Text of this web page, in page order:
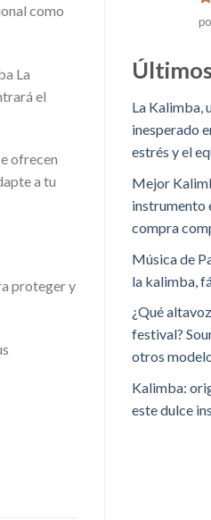
como
La
el
ofrecen
a tu
proteger y
La Kalimba,
inesperado
estrés y el
Mejor
instrumento
compra
Música de
la kalimba,
¿Qué
festival?
otros
Kalimba:
este dulce